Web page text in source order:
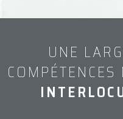
UNE